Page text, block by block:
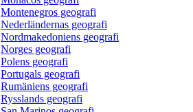
Montenegros geografi
Nederländernas geografi
Nordmakedoniens geografi
Norges geografi
Polens geografi
Portugals geografi
Rumäniens geografi
Rysslands geografi